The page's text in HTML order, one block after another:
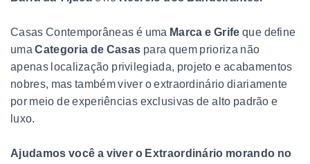
Casas Contemporâneas é uma Marca e Grife que define
umaCategoria de Casas para quem prioriza não
apenas localização privilegiada, projeto e acabamentos
nobres, mas também viver o extraordinário diariamente
por meio de experiências exclusivas de alto padrão e
luxo.
Ajudamos você a viver o Extraordinário morando no